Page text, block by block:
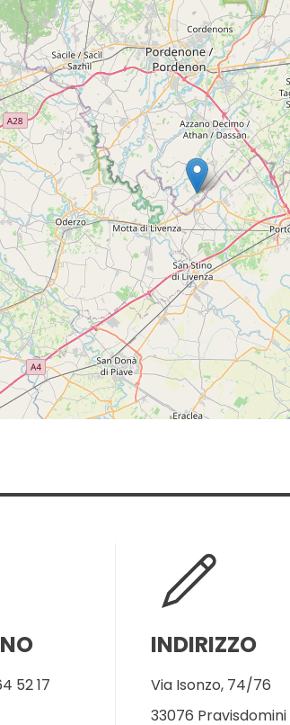
52 17
INDIRIZZO
Via Isonzo, 74/76
33076 Pravisdomini